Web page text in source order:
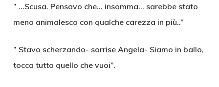
” …Scusa. Pensavo che… insomma… sarebbe stato
meno animalesco con qualche carezza in più..”
” Stavo scherzando- sorrise Angela- Siamo in ballo,
tocca tutto quello che vuoi”.